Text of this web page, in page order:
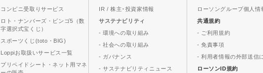
コンビニ受取りサービス
ロト・ナンバーズ・ビンゴ5（数
字選択式宝くじ）
スポーツくじ(toto・BIG)
Loppiお取扱いサービス一覧
プリペイドシート・ネット用マネ
IR / 株主･投資家情報
サステナビリティ
- 環境への取り組み
- 社会への取り組み
- ガバナンス
- サステナビリティニュース
ローソングループ個人情
共通規約
- ご利用規約
- 免責事項
- 利用者情報の外部送信
ローソンID規約